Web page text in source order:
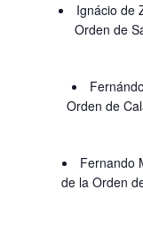
Ignácio de
Orden de
Orden de
Fernando
de la Orden